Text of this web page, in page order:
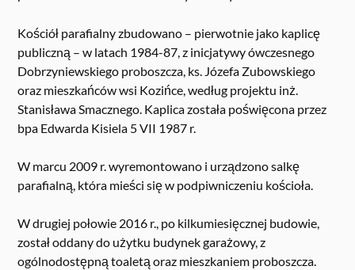
Kościół parafialny zbudowano – pierwotnie jako kaplicę
publiczną – w latach 1984-87, z inicjatywy ówczesnego
Dobrzyniewskiego proboszcza, ks. Józefa Zubowskiego
oraz mieszkańców wsi Kozińce, według projektu inż.
Stanisława Smacznego. Kaplica została poświęcona przez
bpa Edwarda Kisiela 5 VII 1987 r.
W marcu 2009 r. wyremontowano i urządzono salkę
parafialną, która mieści się w podpiwniczeniu kościoła.
W drugiej połowie 2016 r., po kilkumiesięcznej budowie,
został oddany do użytku budynek garażowy, z
ogólnodostępną toaletą oraz mieszkaniem proboszcza.